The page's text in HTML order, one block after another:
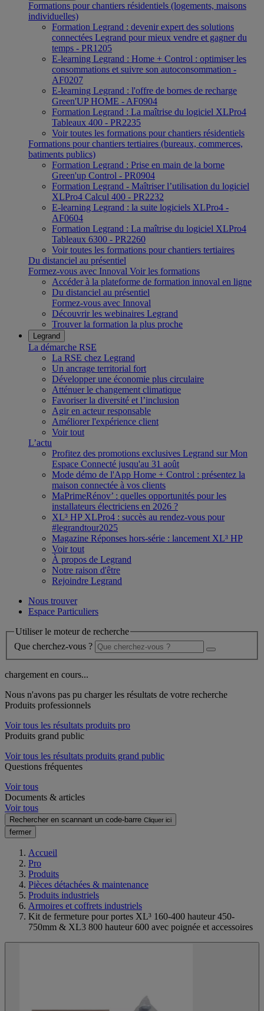
Formations pour chantiers résidentiels (logements, maisons
individuelles)
Formation Legrand : devenir expert des solutions
connectées Legrand pour mieux vendre et gagner du
temps - PR1205
E-learning Legrand : Home + Control : optimiser les
consommations et suivre son autoconsommation -
AF0207
E-learning Legrand : l'offre de bornes de recharge
Green'UP HOME - AF0904
Formation Legrand : La maîtrise du logiciel XLPro4
Tableaux 400 - PR2235
Voir toutes les formations pour chantiers résidentiels
Formations pour chantiers tertiaires (bureaux, commerces,
batiments publics)
Formation Legrand : Prise en main de la borne
Green'up Control - PR0904
Formation Legrand - Maîtriser l’utilisation du logiciel
XLPro4 Calcul 400 - PR2232
E-learning Legrand : la suite logiciels XLPro4 -
AF0604
Formation Legrand : La maîtrise du logiciel XLPro4
Tableaux 6300 - PR2260
Voir toutes les formations pour chantiers tertiaires
Du distanciel au présentiel
Formez-vous avec Innoval Voir les formations
Accéder à la plateforme de formation innoval en ligne
Du distanciel au présentiel
Formez-vous avec Innoval
Découvrir les webinaires Legrand
Trouver la formation la plus proche
Legrand
La démarche RSE
La RSE chez Legrand
Un ancrage territorial fort
Développer une économie plus circulaire
Atténuer le changement climatique
Favoriser la diversité et l’inclusion
Agir en acteur responsable
Améliorer l'expérience client
Voir tout
L’actu
Profitez des promotions exclusives Legrand sur Mon
Espace Connecté jusqu'au 31 août
Mode démo de l'App Home + Control : présentez la
maison connectée à vos clients
MaPrimeRénov’ : quelles opportunités pour les
installateurs électriciens en 2026 ?
XL³ HP XLPro4 : succès au rendez-vous pour
#legrandtour2025
Magazine Réponses hors-série : lancement XL³ HP
Voir tout
À propos de Legrand
Notre raison d'être
Rejoindre Legrand
Nous trouver
Espace Particuliers
Utiliser le moteur de recherche
Que cherchez-vous ?
chargement en cours...
Nous n'avons pas pu charger les résultats de votre recherche
Produits professionnels
Voir tous les résultats produits pro
Produits grand public
Voir tous les résultats produits grand public
Questions fréquentes
Voir tous
Documents & articles
Voir tous
Rechercher en scannant un code-barre Cliquer ici
fermer
Accueil
Pro
Produits
Pièces détachées & maintenance
Produits industriels
Armoires et coffrets industriels
Kit de fermeture pour portes XL³ 160-400 hauteur 450-
750mm & XL3 800 hauteur 600 avec poignée et accessoires